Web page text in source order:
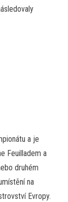
a je
Feuilladem a
druhém
na
Evropy.